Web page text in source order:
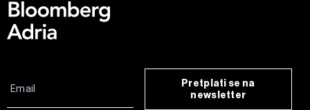
Pretplati se na
newsletter